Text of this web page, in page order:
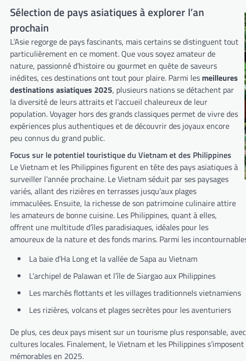
Sélection de pays asiatiques à explorer l’an
prochain
L’Asie regorge de pays fascinants, mais certains se distinguent tout
particulièrement en ce moment. Que vous soyez amateur de
nature, passionné d’histoire ou gourmet en quête de saveurs
inédites, ces destinations ont tout pour plaire. Parmi les meilleures
destinations asiatiques 2025, plusieurs nations se détachent par
la diversité de leurs attraits et l’accueil chaleureux de leur
population. Voyager hors des grands classiques permet de vivre des
expériences plus authentiques et de découvrir des joyaux encore
peu connus du grand public.
Focus sur le potentiel touristique du Vietnam et des Philippines
Le Vietnam et les Philippines figurent en tête des pays asiatiques à
surveiller l’année prochaine. Le Vietnam séduit par ses paysages
variés, allant des rizières en terrasses jusqu’aux plages
immaculées. Ensuite, la richesse de son patrimoine culinaire attire
les amateurs de bonne cuisine. Les Philippines, quant à elles,
offrent une multitude d’îles paradisiaques, idéales pour les
amoureux de la nature et des fonds marins. Parmi les
La baie d’Ha Long et la vallée de Sapa au Vietnam
L’archipel de Palawan et l’île de Siargao aux Philippines
Les marchés flottants et les villages traditionnels vietnamiens
Les rizières, volcans et plages secrètes pour les aventuriers
De plus, ces deux pays misent sur un tourisme plus responsable,
cultures locales. Finalement, le Vietnam et les Philippines
mémorables en 2025.